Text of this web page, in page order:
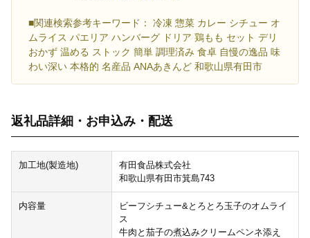
■関連検索参考キーワード： 冷凍 惣菜 カレー シチュー オ
ムライス パエリア ハンバーグ ドリア 鶏もも セット デリ
おかず 温める ストック 簡単 調理済み 食卓 自慢の逸品 味
わい深い 本格的 名産品 ANAあきんど 和歌山県有田市
返礼品詳細・お申込み・配送
加工地(製造地)
有田食品株式会社
和歌山県有田市箕島743
内容量
ビーフシチュー&とろとろ玉子のオムライ
ス
牛肉と茄子の煮込みクリームペンネ添え